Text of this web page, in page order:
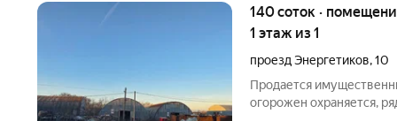
140 соток · помещение свободного назначения ·
1 этаж из 1
проезд Энергетиков,10
Продается
огорожен охраняется,